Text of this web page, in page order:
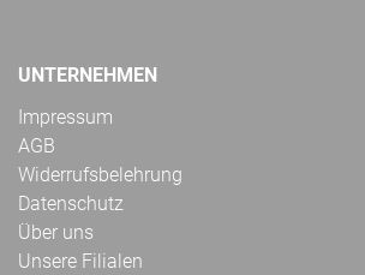
UNTERNEHMEN
Impressum
AGB
Widerrufsbelehrung
Datenschutz
Über uns
Unsere Filialen